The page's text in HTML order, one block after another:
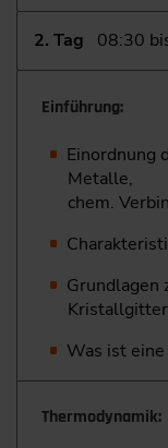
2. Tag 08:30
Einführung:
Einordnung
Metalle,
chem.
Grundlagen
Was ist
Thermodynamik: